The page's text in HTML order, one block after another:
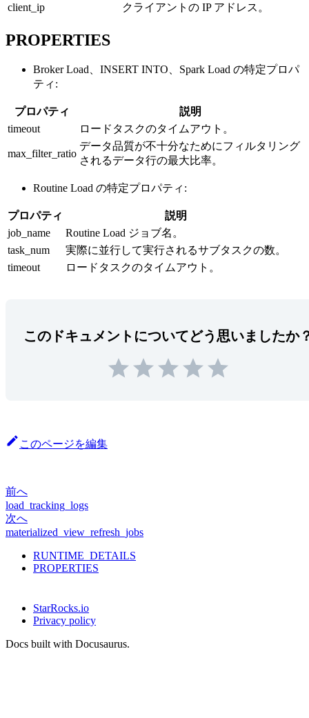
client_ip
クライアントの IP アドレス。
PROPERTIES
Broker Load、INSERT INTO、Spark Load の特定プロパ
ティ:
プロパティ
説明
timeout
ロードタスクのタイムアウト。
max_filter_ratio
データ品質が不十分なためにフィルタリング
されるデータ行の最大比率。
Routine Load の特定プロパティ:
プロパティ
説明
job_name
Routine Load ジョブ名。
task_num
実際に並行して実行されるサブタスクの数。
timeout
ロードタスクのタイムアウト。
このドキュメントについてどう思いましたか
このページを編集
前へ
load_tracking_logs
次へ
materialized_view_refresh_jobs
RUNTIME_DETAILS
PROPERTIES
StarRocks.io
Privacy policy
Docs built with Docusaurus.